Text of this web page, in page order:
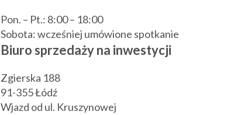
Pon. – Pt.: 8:00 – 18:00
Sobota: wcześniej umówione spotkanie
Biuro sprzedaży na inwestycji
Zgierska 188
91-355 Łódź
Wjazd od ul. Kruszynowej